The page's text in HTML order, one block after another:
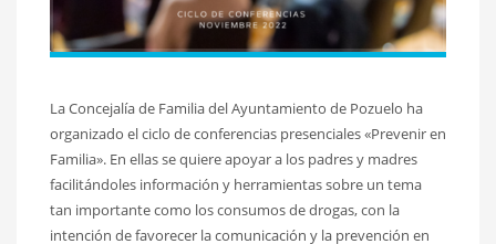
La Concejalía de Familia del Ayuntamiento de Pozuelo ha
organizado el ciclo de conferencias presenciales «Prevenir en
Familia». En ellas se quiere apoyar a los padres y madres
facilitándoles información y herramientas sobre un tema
tan importante como los consumos de drogas, con la
intención de favorecer la comunicación y la prevención en